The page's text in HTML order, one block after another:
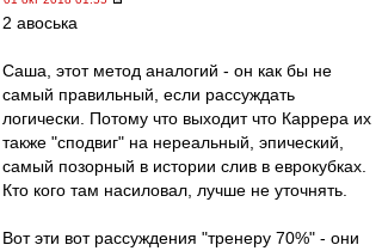
2 авоська
Саша, этот метод аналогий - он как бы не
самый правильный, если рассуждать
логически. Потому что выходит что Каррера их
также "сподвиг" на нереальный, эпический,
самый позорный в истории слив в еврокубках.
Кто кого там насиловал, лучше не уточнять.
Вот эти вот рассуждения "тренеру 70%" - они